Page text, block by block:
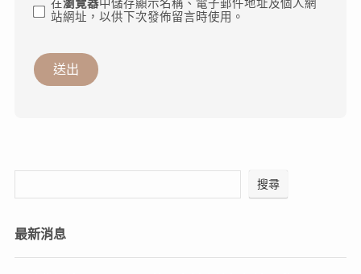
在瀏覽器中儲存顯示名稱、電子郵件地址及個人網
站網址，以供下次發佈留言時使用。
搜尋
最新消息